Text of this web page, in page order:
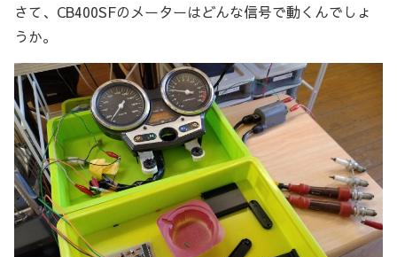
さて、CB400SFのメーターはどんな信号で動くんでしょ
うか。